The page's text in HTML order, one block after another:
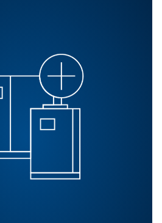
affidabili con un piano di
alle tue esigenze. Riduci i
e lascia che gli esperti si occupino
di più qui.